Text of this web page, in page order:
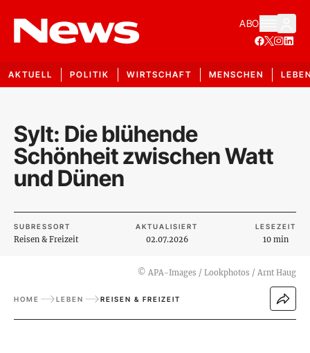
ABO
AKTUELL POLITIK WIRTSCHAFT MENSCHEN
Sylt: Die blühende
Schönheit zwischen Watt
und Dünen
SUBRESSORT
Reisen & Freizeit
AKTUALISIERT
02.07.2026
LESEZEIT
10 min
© APA-Images / Lookphotos / Arnt Haug
HOME LEBEN REISEN & FREIZEIT